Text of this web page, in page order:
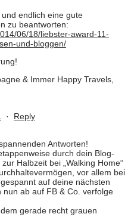
und endlich eine gute
zu beantworten:
06/18/liebster-award-11-
und-bloggen/
& Immer Happy Travels,
· Reply
Antworten!
durch dein Blog-
Halbzeit bei „Walking Home“
vor allem bei
auf deine nächsten
nun ab auf FB & Co. verfolge
gerade recht grauen